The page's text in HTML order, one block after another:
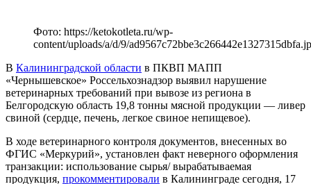
Фото: https://ketokotleta.ru/wp-
content/uploads/a/d/9/
В Калининградской области в ПКВП МАПП
«Чернышевское» Россельхознадзор выявил нарушение
ветеринарных требований при вывозе из региона в
Белгородскую область 19,8 тонны мясной продукции — ливер
свиной (сердце, печень, легкое свиное непищевое).
В ходе ветеринарного контроля документов, внесенных во
ФГИС «Меркурий», установлен факт неверного оформления
транзакции: использование сырья/ вырабатываемая
продукция, прокомментировали в Калининграде сегодня, 17